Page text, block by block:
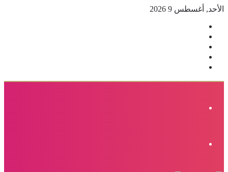
الأحد, أغسطس 9 2026